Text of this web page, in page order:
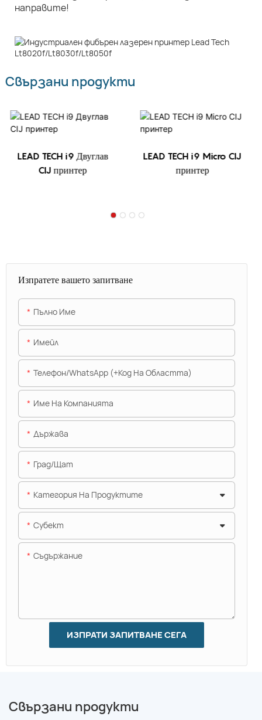
направите!
Свързани продукти
LEAD TECH i9 Двуглав
CIJ принтер
LEAD TECH i9 Micro CIJ
принтер
Изпратете вашето запитване
Пълно Име
Имейл
Телефон/WhatsApp (+Код На Областта)
Име На Компанията
Държава
Град/щат
Категория На Продуктите
Субект
Съдържание
ИЗПРАТИ ЗАПИТВАНЕ СЕГА
Свързани продукти